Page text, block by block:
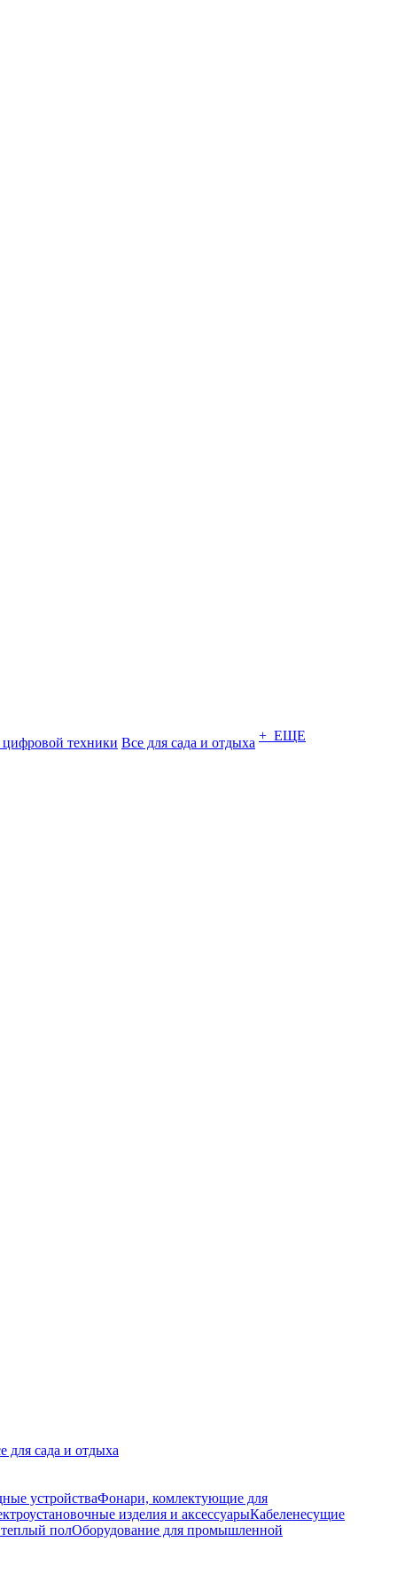
цифровой техники Все для сада и отдыха + ЕЩЕ
для сада и отдыха
устройстваФонари, комлектующие для
изделия и аксессуарыКабеленесущие
полОборудование для промышленной